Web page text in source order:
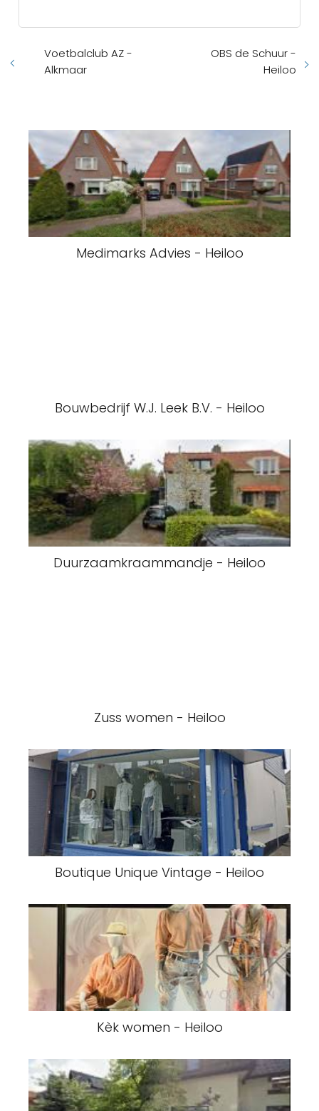
Voetbalclub AZ -
Alkmaar
OBS de Schuur -
Heiloo
Medimarks Advies - Heiloo
Bouwbedrijf W.J. Leek B.V. - Heiloo
Duurzaamkraammandje - Heiloo
Zuss women - Heiloo
Boutique Unique Vintage - Heiloo
Kèk women - Heiloo